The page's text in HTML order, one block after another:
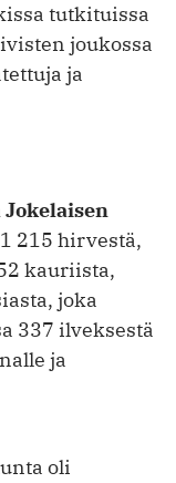
tutkituissa
joukossa
ja
215 hirvestä,
kauriista,
joka
337 ilveksestä
ja
oli